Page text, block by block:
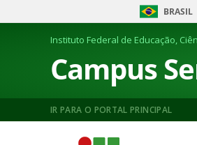
BRASIL
Instituto Federal de Educação,
Campus
IR PARA O PORTAL PRINCIPAL